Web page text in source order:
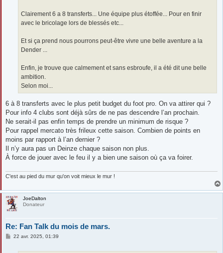
Clairement 6 a 8 transferts... Une équipe plus étoffée... Pour en finir
avec le bricolage lors de blessés etc...
Et si ça prend nous pourrons peut-être vivre une belle aventure a la
Dender ...
Enfin, je trouve que calmement et sans esbroufe, il a été dit une belle
ambition.
Selon moi...
6 à 8 transferts avec le plus petit budget du foot pro. On va attirer qui ?
Pour info 4 clubs sont déjà sûrs de ne pas descendre l’an prochain.
Ne serait-il pas enfin temps de prendre un minimum de risque ?
Pour rappel mercato très frileux cette saison. Combien de points en
moins par rapport à l’an dernier ?
Il n’y aura pas un Deinze chaque saison non plus.
À force de jouer avec le feu il y a bien une saison où ça va foirer.
C'est au pied du mur qu'on voit mieux le mur !
JoeDalton
Donateur
Re: Fan Talk du mois de mars.
M22 avr. 2025, 01:39